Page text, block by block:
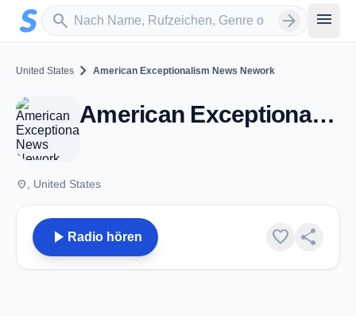
Zum Hauptinhalt springen
search
Sender suchen arrow_forward menu
United States chevron_right American Exceptionalism News Nework
American Exceptionalism News Nework
place , United States
play_arrow Radio hören favorite share